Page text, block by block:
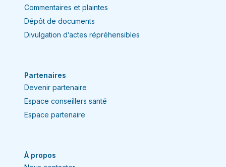
Commentaires et plaintes
Dépôt de documents
Divulgation d’actes répréhensibles
Partenaires
Devenir partenaire
Espace conseillers santé
Espace partenaire
À propos